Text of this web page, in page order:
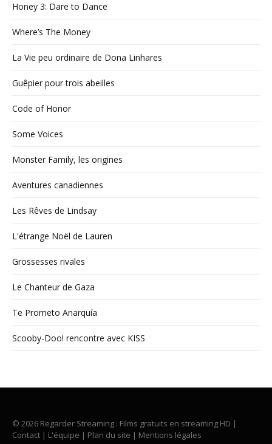
Honey 3: Dare to Dance
Where’s The Money
La Vie peu ordinaire de Dona Linhares
Guêpier pour trois abeilles
Code of Honor
Some Voices
Monster Family, les origines
Aventures canadiennes
Les Rêves de Lindsay
L'étrange Noël de Lauren
Grossesses rivales
Le Chanteur de Gaza
Te Prometo Anarquía
Scooby-Doo! rencontre avec KISS
© 2026 Regarder Streaming : Films gratuits en streaming HD |
Contact | L'équipe | Plan du site | Mentions légales